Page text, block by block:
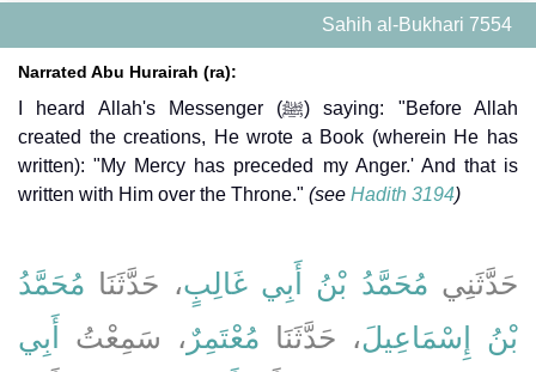
Sahih al-Bukhari 7554
Narrated Abu Hurairah (ra):
I heard Allah's Messenger (ﷺ) saying: "Before Allah
created the creations, He wrote a Book (wherein He has
written): "My Mercy has preceded my Anger.' And that is
written with Him over the Throne." (see Hadith 3194)
حَدَّثَنِي مُحَمَّدُ بْنُ أَبِي غَالِبٍ، حَدَّثَنَا مُحَمَّدُ
بْنُ إِسْمَاعِيلَ، حَدَّثَنَا مُعْتَمِرٌ ، سَمِعْتُ
أَبِي